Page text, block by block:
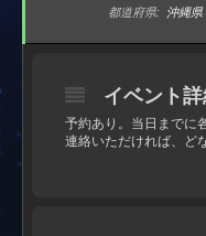
都道府県: 沖縄県
イベント
予約あり。当日までに
連絡いただければ、ど